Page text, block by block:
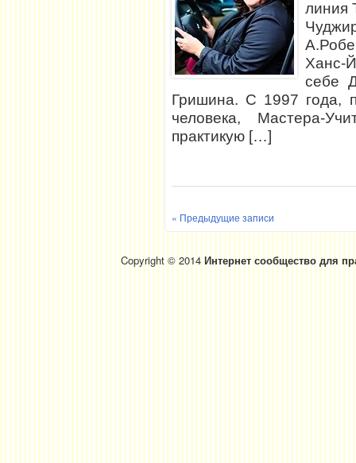
линия
Ханс-
себе
Гришина. С 1997 года,
человека, Мастера-
практикую […]
« Предыдущие записи
Copyright © 2014 Интернет сообщество для